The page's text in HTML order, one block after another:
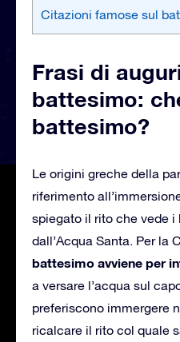
Citazioni famose sul
Frasi di
battesimo:
battesimo?
Le origini greche della
riferimento
spiegato il rito che vede i
dall’Acqua Santa. Per la
battesimo avviene per
a versare l’acqua sul
preferiscono immergere
ricalcare il rito col quale